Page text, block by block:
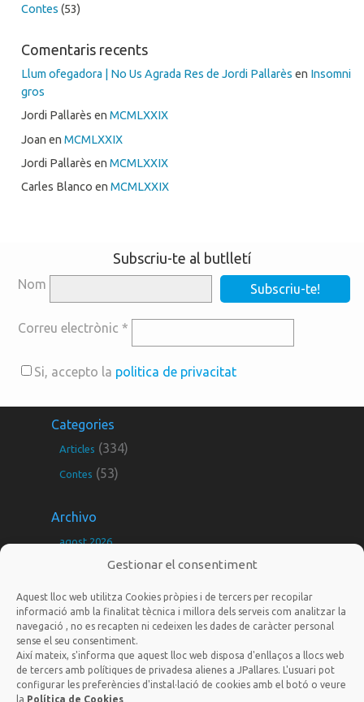
Gestionar el consentiment
Aquest lloc web utilitza Cookies pròpies i de tercers per recopilar
informació amb la finalitat tècnica i millora dels serveis com analitzar la
navegació , no es recapten ni cedeixen les dades de caràcter personal
sense el seu consentiment.
Així mateix, s'informa que aquest lloc web disposa d'enllaços a llocs web
de tercers amb polítiques de privadesa alienes a JPallares. L'usuari pot
configurar les preferències d'instal·lació de cookies amb el botó o veure
la Política de Cookies
Contes (53)
Comentaris recents
Llum ofegadora | No Us Agrada Res de Jordi Pallarès en Insomni
gros
Jordi Pallarès enMCMLXXIX
Joan enMCMLXXIX
Jordi Pallarès enMCMLXXIX
Carles Blanco enMCMLXXIX
Subscriu-te al butlletí
Nom
Correu electrònic *
Si, accepto la politica de privacitat
Categories
Articles (334)
Contes (53)
Archivo
agost 2026
juny 2026
maig 2026
març 2026
febrer 2026
gener 2026